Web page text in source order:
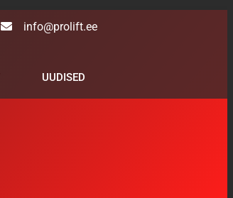
info@prolift.ee
UUDISED